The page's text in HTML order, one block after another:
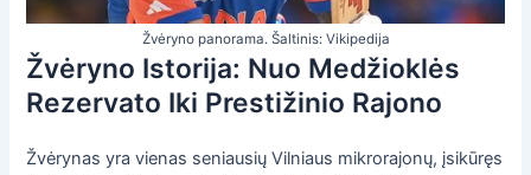
Žvėryno panorama. Šaltinis: Vikipedija
Žvėryno Istorija: Nuo Medžioklės
Rezervato Iki Prestižinio Rajono
Žvėrynas yra vienas seniausių Vilniaus mikrorajonų, įsikūręs